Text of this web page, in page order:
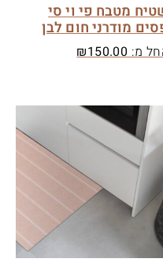
מטבח פי וי סי
מודרני חום לבן
מ: ₪150.00